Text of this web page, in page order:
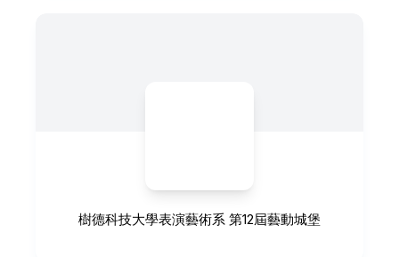
樹德科技大學表演藝術系 第12屆藝動城堡